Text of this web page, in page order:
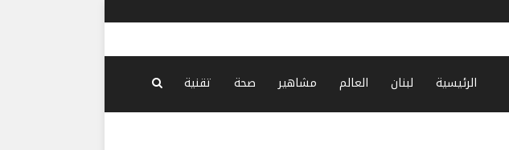
الرئيسية لبنان العالم مشاهير صحة تقنية